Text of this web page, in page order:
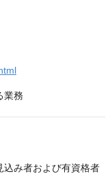
業務
込み者および有資格者